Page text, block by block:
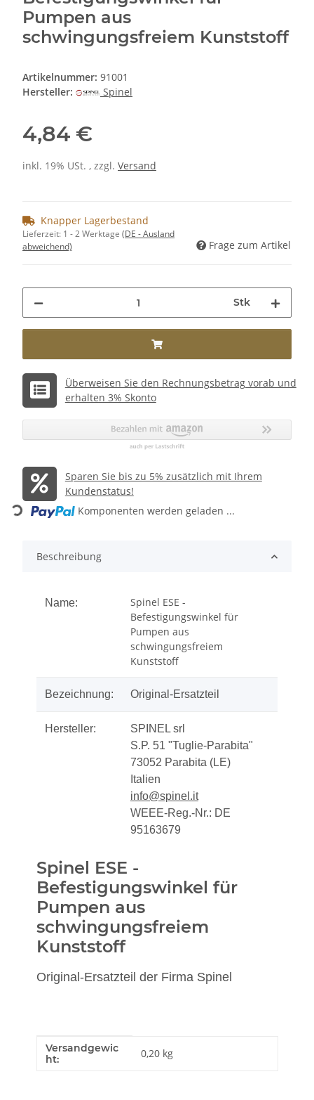
Pumpen aus
schwingungsfreiem Kunststoff
Artikelnummer: 91001
Hersteller:
Spinel
4,84 €
inkl. 19% USt. , zzgl. Versand
Knapper Lagerbestand
Lieferzeit: 1 - 2 Werktage (DE - Ausland
abweichend)
Frage zum Artikel
Stk
Überweisen Sie den Rechnungsbetrag vorab und
erhalten 3% Skonto
Sparen Sie bis zu 5% zusätzlich mit Ihrem
Kundenstatus!
Loading... Komponenten werden geladen ...
Beschreibung
Name:
Spinel ESE -
Befestigungswinkel für
Pumpen aus
schwingungsfreiem
Kunststoff
Bezeichnung: Original-Ersatzteil
Hersteller:
SPINEL srl
S.P. 51 "Tuglie-Parabita"
73052 Parabita (LE)
Italien
info@spinel.it
WEEE-Reg.-Nr.: DE
95163679
Spinel ESE -
Befestigungswinkel für
Pumpen aus
schwingungsfreiem
Kunststoff
Original-Ersatzteil der Firma Spinel
Produkteigenschaft
Wert
Versandgewic
ht:
0,20 kg